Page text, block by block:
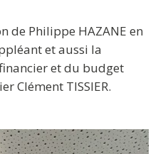
de Philippe HAZANE en
et aussi la
et du budget
Clément TISSIER.